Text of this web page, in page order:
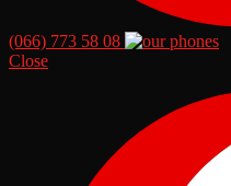
(066) 773 58 08
Close